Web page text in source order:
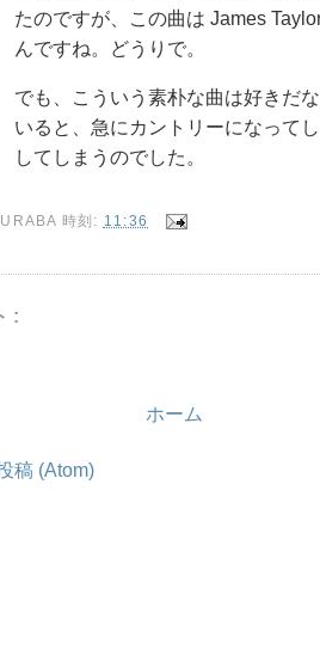
たのですが、この曲は James
んですね。どうりで。
でも、こういう素朴な曲は好きだ
いると、急にカントリーになって
してしまうのでした。
時刻: 11:36
:
ホーム
稿 (Atom)